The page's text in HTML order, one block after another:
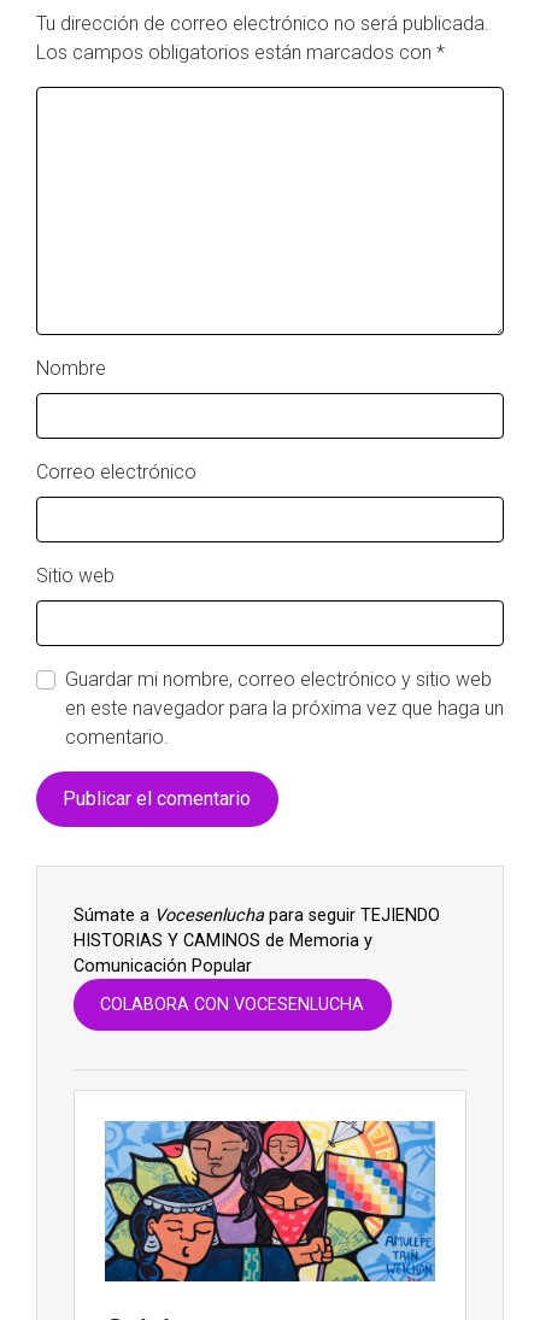
Tu dirección de correo electrónico no será publicada.
Los campos obligatorios están marcados con *
Nombre
Correo electrónico
Sitio web
Guardar mi nombre, correo electrónico y sitio web
en este navegador para la próxima vez que haga un
comentario.
Súmate a Vocesenluchapara seguir TEJIENDO
HISTORIAS Y CAMINOS de Memoria y
Comunicación Popular
COLABORA CON VOCESENLUCHA